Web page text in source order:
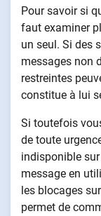
Pour savoir si
faut examiner
un seul. Si des
messages non
restreintes
constitue à lui
Si toutefois
de toute
indisponible
message en
les blocages
permet de